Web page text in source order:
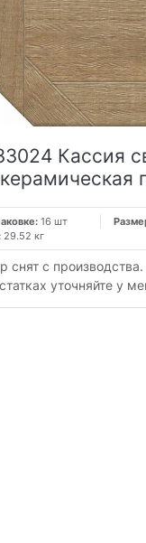
Кассия
керамическая
16 шт
29.52 кг
снят с
уточняйте у